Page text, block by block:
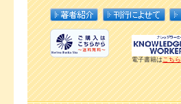
電子書籍はこちら